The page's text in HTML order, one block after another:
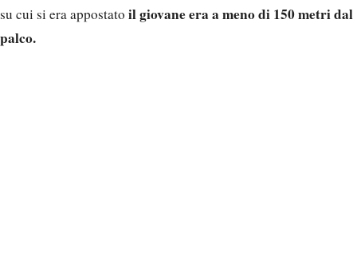
su cui si era appostato il giovane era a meno di 150 metri dal
palco.